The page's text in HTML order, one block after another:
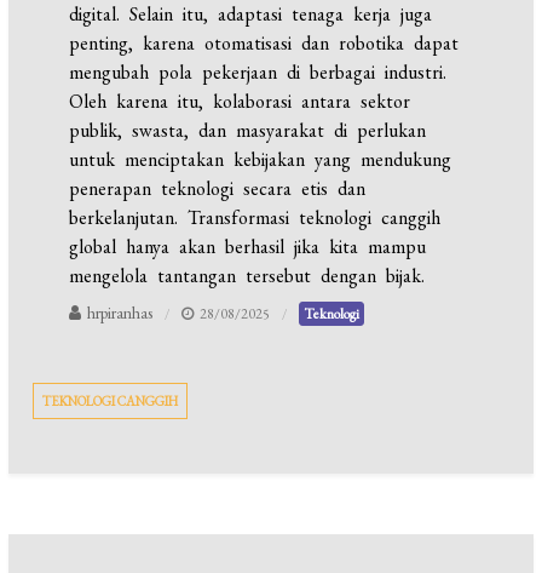
digital. Selain itu, adaptasi tenaga kerja juga
penting, karena otomatisasi dan robotika dapat
mengubah pola pekerjaan di berbagai industri.
Oleh karena itu, kolaborasi antara sektor
publik, swasta, dan masyarakat di perlukan
untuk menciptakan kebijakan yang mendukung
penerapan teknologi secara etis dan
berkelanjutan. Transformasi teknologi canggih
global hanya akan berhasil jika kita mampu
mengelola tantangan tersebut dengan bijak.
hrpiranhas 28/08/2025 Teknologi
TEKNOLOGI CANGGIH